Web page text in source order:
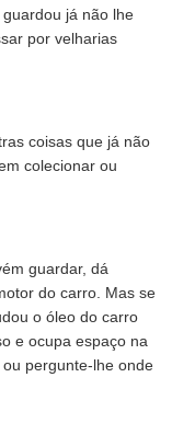
já não lhe
por velharias
coisas que já não
colecionar ou
guardar, dá
do carro. Mas se
o óleo do carro
e ocupa espaço na
pergunte-lhe onde